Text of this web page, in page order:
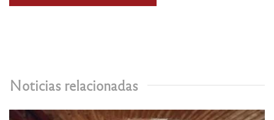
Noticias relacionadas